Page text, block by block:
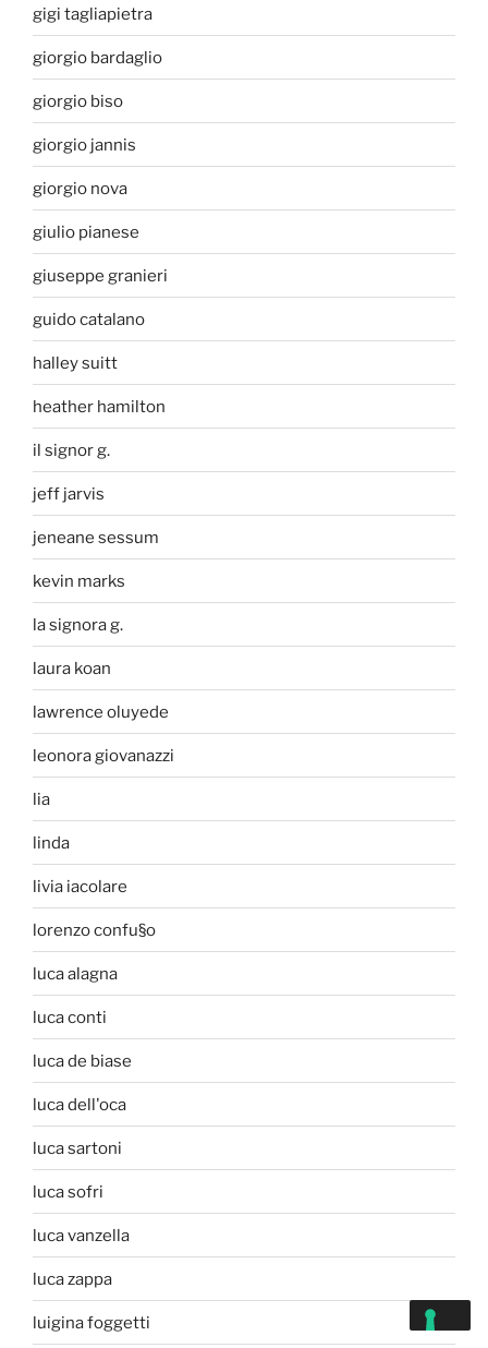
gigi tagliapietra
giorgio bardaglio
giorgio biso
giorgio jannis
giorgio nova
giulio pianese
giuseppe granieri
guido catalano
halley suitt
heather hamilton
il signor g.
jeff jarvis
jeneane sessum
kevin marks
la signora g.
laura koan
lawrence oluyede
leonora giovanazzi
lia
linda
livia iacolare
lorenzo confu§o
luca alagna
luca conti
luca de biase
luca dell'oca
luca sartoni
luca sofri
luca vanzella
luca zappa
luigina foggetti